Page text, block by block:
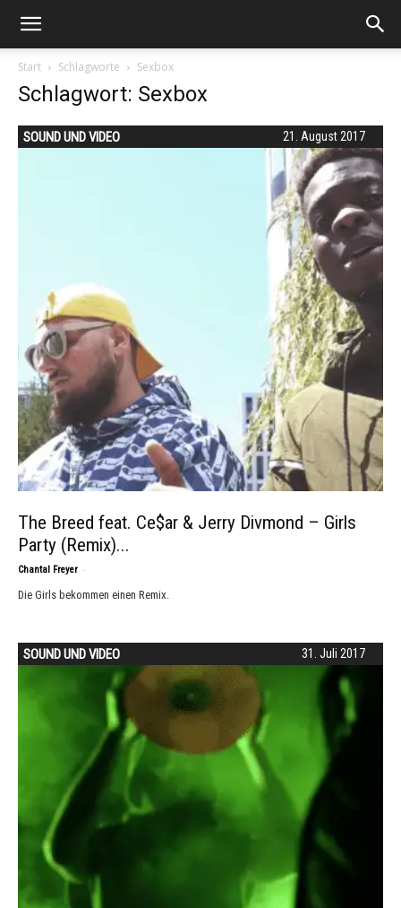
Start Schlagworte Sexbox
Schlagwort: Sexbox
21. August 2017
SOUND UND VIDEO
The Breed feat. Ce$ar & Jerry Divmond – Girls
Party (Remix)...
Chantal Freyer -
Die Girls bekommen einen Remix.
31. Juli 2017
SOUND UND VIDEO